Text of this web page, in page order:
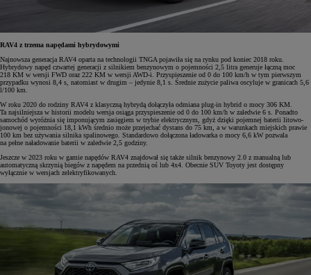
RAV4 z trzema napędami hybrydowymi
Najnowsza generacja RAV4 oparta na technologii TNGA pojawiła się na rynku pod koniec 2018 roku.
Hybrydowy napęd czwartej generacji z silnikiem benzynowym o pojemności 2,5 litra generuje łączną moc
218 KM w wersji FWD oraz 222 KM w wersji AWD-i. Przyspieszenie od 0 do 100 km/h w tym pierwszym
przypadku wynosi 8,4 s, natomiast w drugim – jedynie 8,1 s. Średnie zużycie paliwa oscyluje w granicach 5,6
l/100 km.
W roku 2020 do rodziny RAV4 z klasyczną hybrydą dołączyła odmiana plug-in hybrid o mocy 306 KM.
Ta najsilniejsza w historii modelu wersja osiąga przyspieszenie od 0 do 100 km/h w zaledwie 6 s. Ponadto
samochód wyróżnia się imponującym zasięgiem w trybie elektrycznym, gdyż dzięki pojemnej baterii litowo-
jonowej o pojemności 18,1 kWh średnio może przejechać dystans do 75 km, a w warunkach miejskich prawie
100 km bez używania silnika spalinowego. Standardowo dołączona ładowarka o mocy 6,6 kW pozwala
na pełne naładowanie baterii w zaledwie 2,5 godziny.
Jeszcze w 2023 roku w gamie napędów RAV4 znajdował się także silnik benzynowy 2.0 z manualną lub
automatyczną skrzynią biegów z napędem na przednią oś lub 4x4. Obecnie SUV Toyoty jest dostępny
wyłącznie w wersjach zelektryfikowanych.